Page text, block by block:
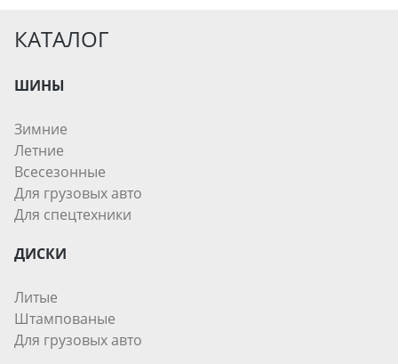
КАТАЛОГ
ШИНЫ
Зимние
Летние
Всесезонные
Для грузовых авто
Для спецтехники
ДИСКИ
Литые
Штампованые
Для грузовых авто